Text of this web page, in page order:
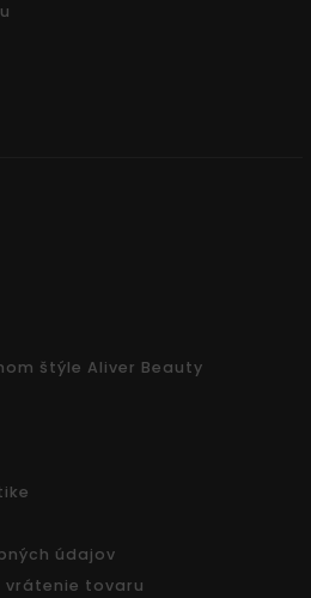
štýle Aliver Beauty
údajov
vrátenie tovaru